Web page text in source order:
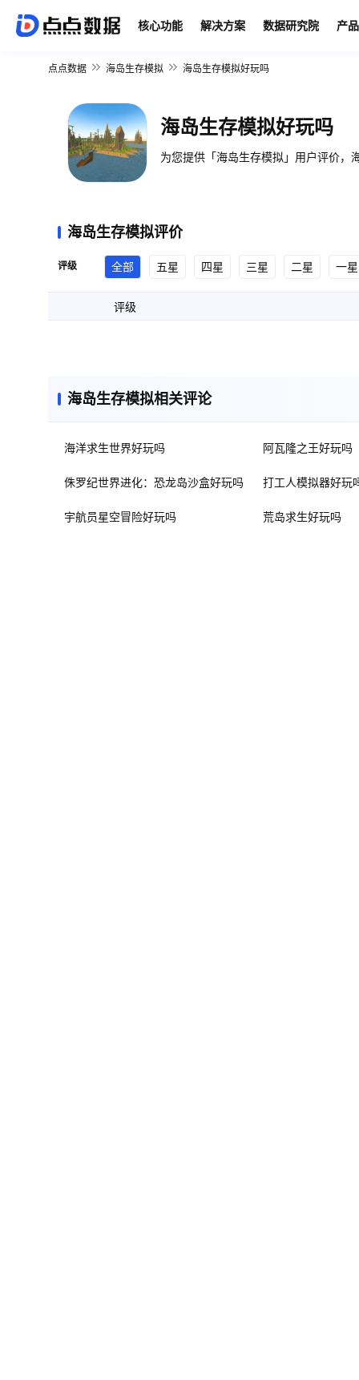
核心功能 解决方案 数据研究院 产
点点数据 海岛生存模拟 海岛生存模拟好玩吗
海岛生存模拟好玩吗
为您提供「海岛生存模拟」用户评价，
海岛生存模拟评价
评级 全部 五星 四星 三星 二星 一星
评级
海岛生存模拟相关评论
海洋求生世界好玩吗 阿瓦隆之王好玩吗
侏罗纪世界进化：恐龙岛沙盒好玩吗 打工人模拟器好玩
宇航员星空冒险好玩吗 荒岛求生好玩吗